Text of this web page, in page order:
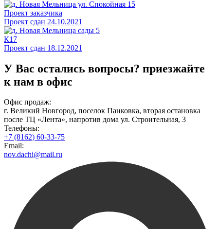
Проект заказчика
Проект сдан 24.10.2021
К17
Проект сдан 18.12.2021
У Вас остались вопросы? приезжайте
к нам в офис
Офис продаж:
г. Великий Новгород, поселок Панковка, вторая остановка
после ТЦ «Лента», напротив дома ул. Строительная, 3
Телефоны:
+7 (8162) 60-33-75
Email:
nov.dachi@mail.ru